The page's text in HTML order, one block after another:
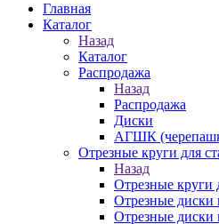
Главная
Каталог
Назад
Каталог
Распродажа
Назад
Распродажа
Диски
АГШК
Отрезные круги для
Назад
Отрезные круги
Отрезные диски
Отрезные диски